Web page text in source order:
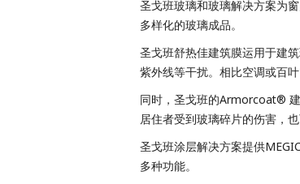
圣戈班玻璃和玻璃解决方案为
多样化的玻璃成品。
圣戈班舒热佳建筑膜运用于建
紫外线等干扰。相比空调或百
同时，圣戈班的Armorcoat®
居住者受到玻璃碎片的伤害，
圣戈班涂层解决方案提供
多种功能。